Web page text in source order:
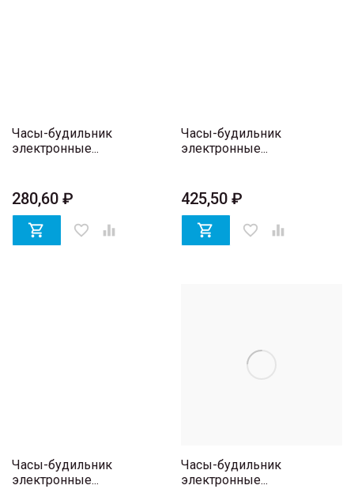
Часы-будильник
электронные...
280,60 ₽
 favorite_border 
Часы-будильник
электронные...
425,50 ₽
 favorite_border 
Часы-будильник
электронные...
Часы-будильник
электронные...